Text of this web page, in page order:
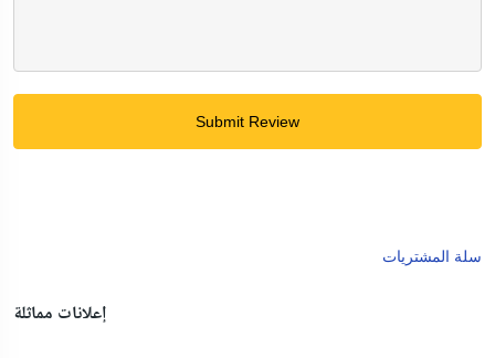
Submit Review
سلة المشتريات
إعلانات مماثلة